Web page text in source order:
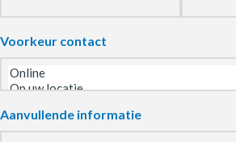
Voorkeur contact
Aanvullende informatie